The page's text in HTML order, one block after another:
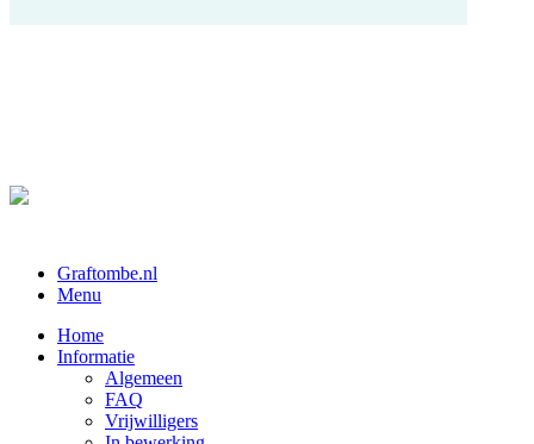
Graftombe.nl
Menu
Home
Informatie
Algemeen
FAQ
Vrijwilligers